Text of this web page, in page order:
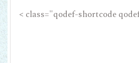
< class="qodef-shortcode